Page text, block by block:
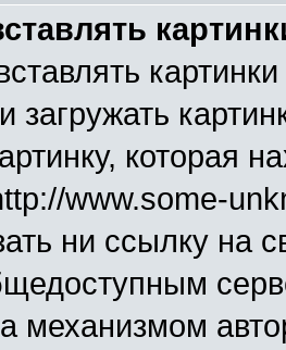
загружать
которая
www.some-
ни ссылку на
механизмом